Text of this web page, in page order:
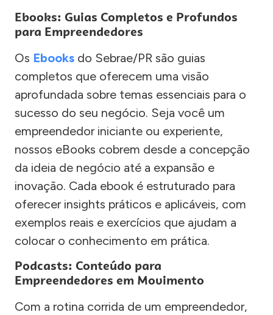
Ebooks: Guias Completos e Profundos
para Empreendedores
Os Ebooks do Sebrae/PR são guias
completos que oferecem uma visão
aprofundada sobre temas essenciais para o
sucesso do seu negócio. Seja você um
empreendedor iniciante ou experiente,
nossos eBooks cobrem desde a concepção
da ideia de negócio até a expansão e
inovação. Cada ebook é estruturado para
oferecer insights práticos e aplicáveis, com
exemplos reais e exercícios que ajudam a
colocar o conhecimento em prática.
Podcasts: Conteúdo para
Empreendedores em Movimento
Com a rotina corrida de um empreendedor,